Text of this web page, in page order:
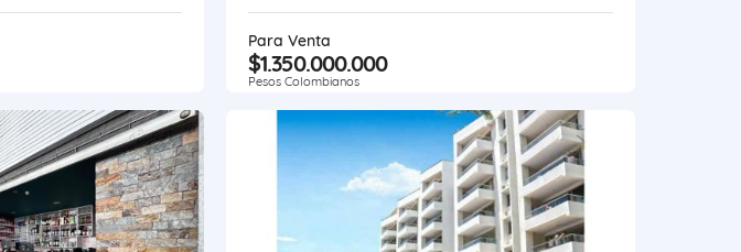
Para Venta
$1.350.000.000
Pesos Colombianos